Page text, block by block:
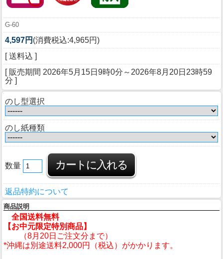
G-60
4,597円 (消費税込:4,965円)
[ 送料込 ]
[ 販売期間 2026年5月15日9時0分 ～ 2026年8月20日23時59
分 ]
のし型選択
のし紙種類
数量
返品特約について
商品説明
全国送料無料
【お中元限定特別商品】
（8月20日ご注文分まで）
*沖縄は別途送料2,000円（税込）がかかります。